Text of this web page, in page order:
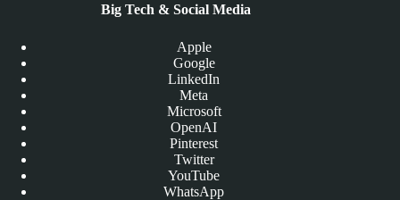
Big Tech & Social Media
Apple
Google
LinkedIn
Meta
Microsoft
OpenAI
Pinterest
Twitter
YouTube
WhatsApp